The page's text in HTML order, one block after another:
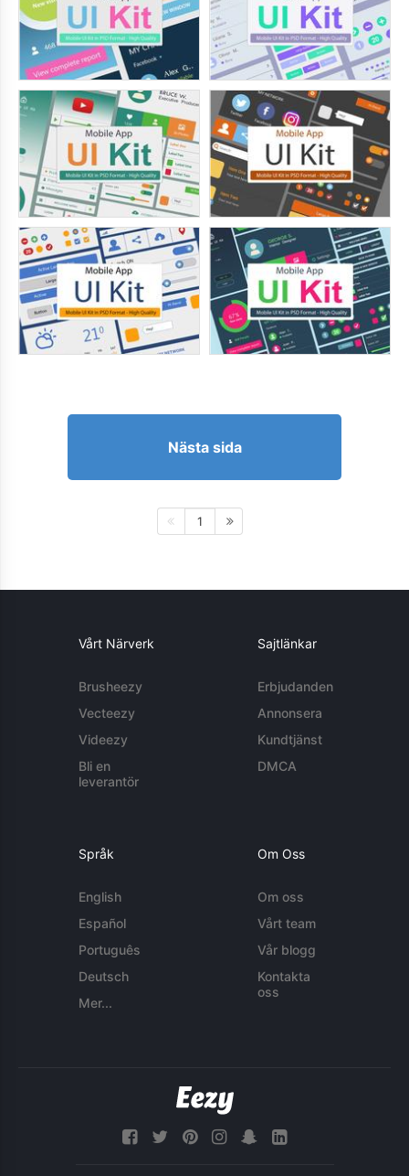
Nästa sida
1
Vårt Närverk
Brusheezy
Vecteezy
Videezy
Bli en
leverantör
Sajtlänkar
Erbjudanden
Annonsera
Kundtjänst
DMCA
Språk
English
Español
Português
Deutsch
Mer...
Om Oss
Om oss
Vårt team
Vår blogg
Kontakta
oss